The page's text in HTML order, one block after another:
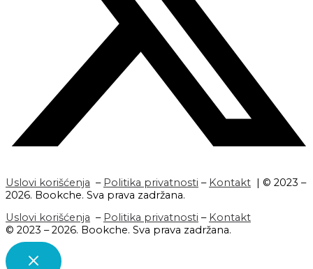
Uslovi korišćenja – Politika privatnosti – Kontakt | © 2023 –
2026. Bookche. Sva prava zadržana.
Uslovi korišćenja – Politika privatnosti – Kontakt
© 2023 – 2026. Bookche. Sva prava zadržana.